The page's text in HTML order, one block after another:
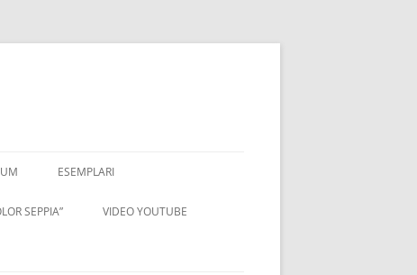
ESEMPLARI
SEPPIA” VIDEO YOUTUBE